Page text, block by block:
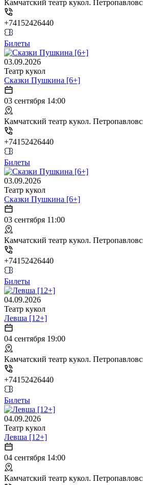
Камчатский театр кукол.
+74152426440
Билеты
03.09.2026
Театр кукол
Сказки Пушкина [6+]
03 сентября 14:00
Камчатский театр кукол.
+74152426440
Билеты
03.09.2026
Театр кукол
Сказки Пушкина [6+]
03 сентября 11:00
Камчатский театр кукол.
+74152426440
Билеты
04.09.2026
Театр кукол
Левша [12+]
04 сентября 19:00
Камчатский театр кукол.
+74152426440
Билеты
04.09.2026
Театр кукол
Левша [12+]
04 сентября 14:00
Камчатский театр кукол.